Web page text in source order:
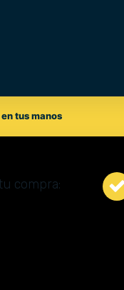
tus manos
compra: